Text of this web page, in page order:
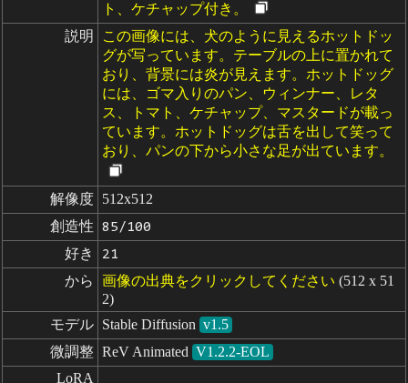
ト、ケチャップ付き。
説明
この画像には、犬のように見えるホットドッ
グが写っています。テーブルの上に置かれて
おり、背景には炎が見えます。ホットドッグ
には、ゴマ入りのパン、ウィンナー、レタ
ス、トマト、ケチャップ、マスタードが載っ
ています。ホットドッグは舌を出して笑って
おり、パンの下から小さな足が出ています。
解像度 512x512
創造性
85/100
好き 21
から 画像の出典をクリックしてください (512 x 51
2)
モデル Stable Diffusion v1.5
微調整 ReV Animated V1.2.2-EOL
LoRA